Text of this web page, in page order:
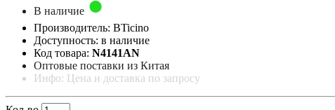
В наличие
Производитель: BTicino
Доступность: в наличие
Код товара: N4141AN
Оптовые поставки из Китая
Инфо: Цена и доставка по запросу